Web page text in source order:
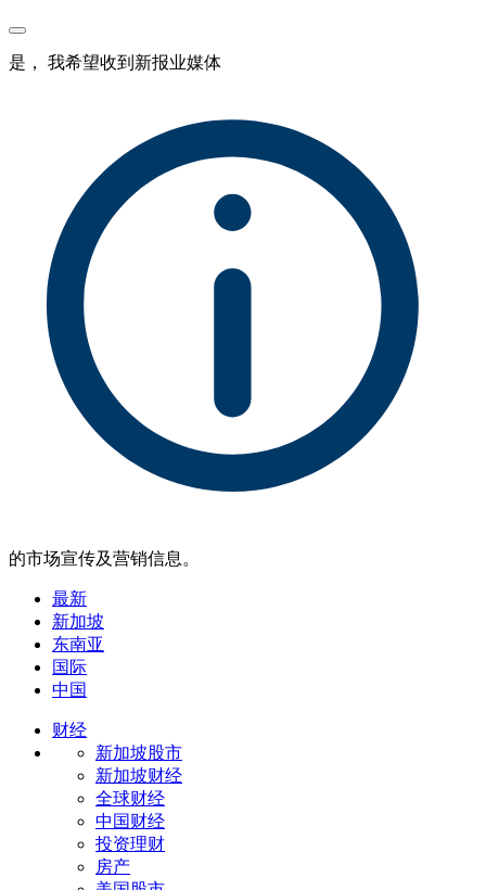
是， 我希望收到新报业媒体
的市场宣传及营销信息。
最新
新加坡
东南亚
国际
中国
财经
新加坡股市
新加坡财经
全球财经
中国财经
投资理财
房产